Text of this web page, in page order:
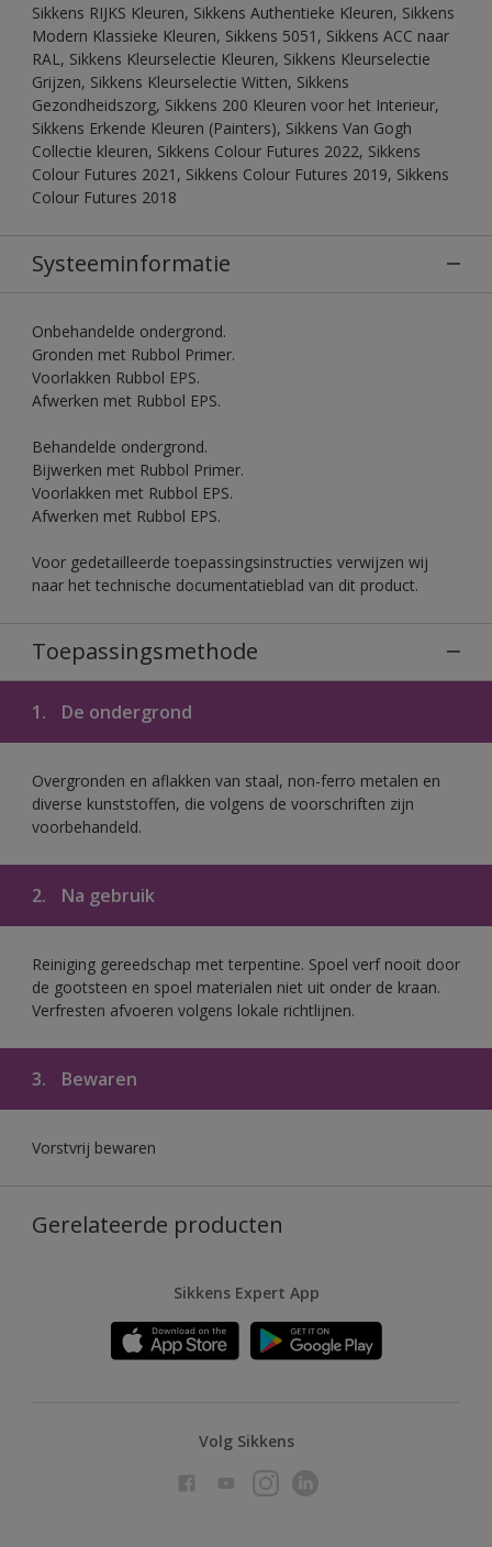
Sikkens RIJKS Kleuren, Sikkens Authentieke Kleuren, Sikkens
Modern Klassieke Kleuren, Sikkens 5051, Sikkens ACC naar
RAL, Sikkens Kleurselectie Kleuren, Sikkens Kleurselectie
Grijzen, Sikkens Kleurselectie Witten, Sikkens
Gezondheidszorg, Sikkens 200 Kleuren voor het Interieur,
Sikkens Erkende Kleuren (Painters), Sikkens Van Gogh
Collectie kleuren, Sikkens Colour Futures 2022, Sikkens
Colour Futures 2021, Sikkens Colour Futures 2019, Sikkens
Colour Futures 2018
Systeeminformatie
Onbehandelde ondergrond.
Gronden met Rubbol Primer.
Voorlakken Rubbol EPS.
Afwerken met Rubbol EPS.
Behandelde ondergrond.
Bijwerken met Rubbol Primer.
Voorlakken met Rubbol EPS.
Afwerken met Rubbol EPS.
Voor gedetailleerde toepassingsinstructies verwijzen wij
naar het technische documentatieblad van dit product.
Toepassingsmethode
1. De ondergrond
Overgronden en aflakken van staal, non-ferro metalen en
diverse kunststoffen, die volgens de voorschriften zijn
voorbehandeld.
2. Na gebruik
Reiniging gereedschap met terpentine. Spoel verf nooit door
de gootsteen en spoel materialen niet uit onder de kraan.
Verfresten afvoeren volgens lokale richtlijnen.
3. Bewaren
Vorstvrij bewaren
Gerelateerde producten
Sikkens Expert App
Volg Sikkens